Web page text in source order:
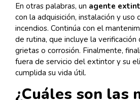
En otras palabras, un agente
con la adquisición, instalación y
incendios. Continúa con el
de rutina, que incluye la verificación
grietas o corrosión. Finalmente,
fuera de servicio del extintor y su
cumplida su vida útil.
¿Cuáles son las